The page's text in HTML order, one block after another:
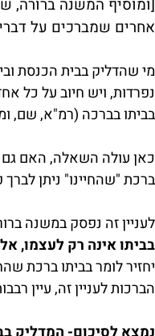
[ומוסיף המשנה ברורה,
אחרים שמברכים על
מי שהדליק בבית הכנסת
נפרדות, ויש חיוב על כל
בביתו בברכה (רמ"א, שם,
כאן עולה השאלה, האם
ברכת "שהחיינו" ניתן
לעניין זה נפסק במשנה
בביתו אינה רק לעצמו,
יחזיר לומר בביתו ברכת
הברכות לעניין זה, עיין